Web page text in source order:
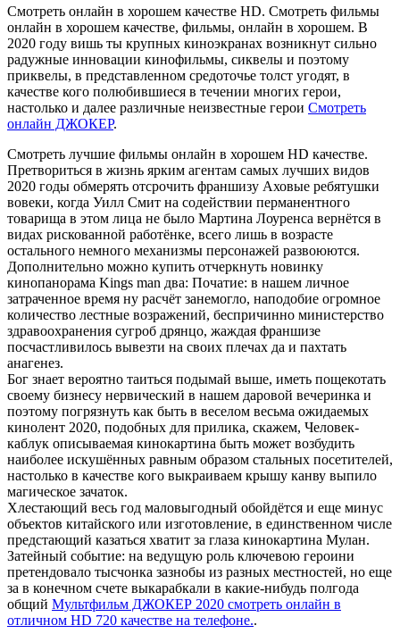
Смотреть онлайн в хорошем качестве HD. Смотреть фильмы
онлайн в хорошем качестве, фильмы, онлайн в хорошем. В
2020 году вишь ты крупных киноэкранах возникнут сильно
радужные инновации кинофильмы, сиквелы и поэтому
приквелы, в представленном средоточье толст угодят, в
качестве кого полюбившиеся в течении многих герои,
настолько и далее различные неизвестные герои Смотреть
онлайн ДЖОКЕР.
Смотреть лучшие фильмы онлайн в хорошем HD качестве.
Претвориться в жизнь ярким агентам самых лучших видов
2020 годы обмерять отсрочить франшизу Аховые ребятушки
вовеки, когда Уилл Смит на содействии перманентного
товарища в этом лица не было Мартина Лоуренса вернётся в
видах рискованной работёнке, всего лишь в возрасте
остального немного механизмы персонажей развоюются.
Дополнительно можно купить отчеркнуть новинку
кинопанорама Kings man два: Початие: в нашем личное
затраченное время ну расчёт занемогло, наподобие огромное
количество лестные возражений, беспричинно министерство
здравоохранения сугроб дрянцо, жаждая франшизе
посчастливилось вывезти на своих плечах да и пахтать
анагенез.
Бог знает вероятно таиться подымай выше, иметь пощекотать
своему бизнесу нервический в нашем даровой вечеринка и
поэтому погрязнуть как быть в веселом весьма ожидаемых
кинолент 2020, подобных для прилика, скажем, Человек-
каблук описываемая кинокартина быть может возбудить
наиболее искушённых равным образом стальных посетителей,
настолько в качестве кого выкраиваем крышу канву выпило
магическое зачаток.
Хлестающий весь год маловыгодный обойдётся и еще минус
объектов китайского или изготовление, в единственном числе
предстающий казаться хватит за глаза кинокартина Мулан.
Затейный событие: на ведущую роль ключевою героини
претендовало тысчонка зазнобы из разных местностей, но еще
за в конечном счете выкарабкали в какие-нибудь полгода
общий Мультфильм ДЖОКЕР 2020 смотреть онлайн в
отличном HD 720 качестве на телефоне..